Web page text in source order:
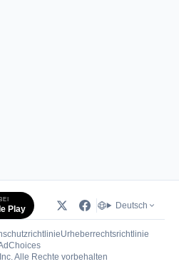
Play Deutsch
Urheberrechtsrichtlinie
(öffnet in neuem Tab)
Alle Rechte vorbehalten